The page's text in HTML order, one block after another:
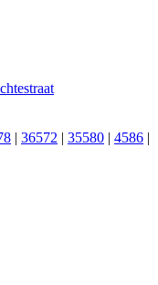
| 36572 | 35580 | 4586 |